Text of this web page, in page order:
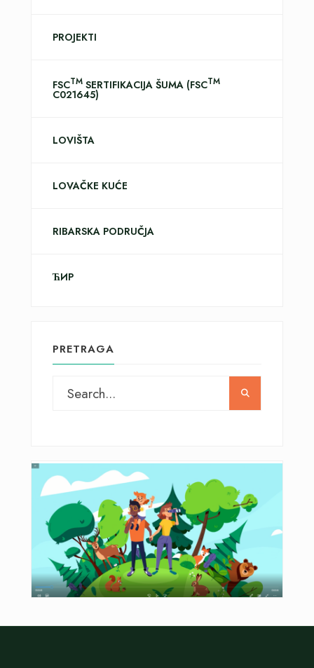
PROJEKTI
FSCTM SERTIFIKACIJA ŠUMA (FSCTM
C021645)
LOVIŠTA
LOVAČKE KUĆE
RIBARSKA PODRUČJA
ЋИР
PRETRAGA